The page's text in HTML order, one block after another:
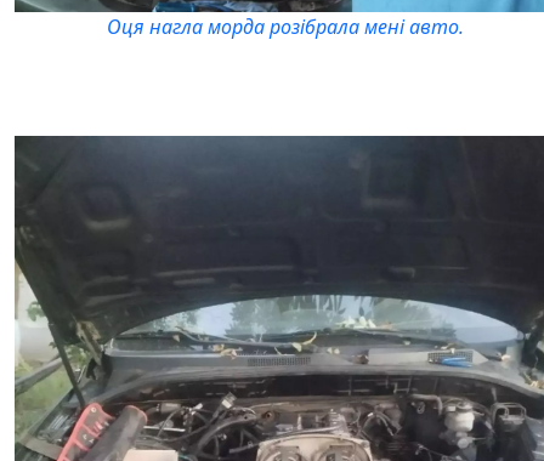
Оця нагла морда розібрала мені авто.